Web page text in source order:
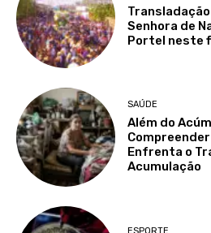
Senhora de
Portel neste
SAÚDE
Além do
Enfrenta o
Acumulação
ESPORTE